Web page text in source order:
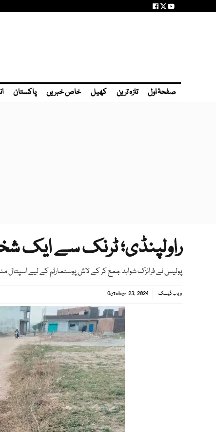
صفحۂ اول تازہ ترین کھیل خاص خبریں پاکستان
راولپنڈی؛ ٹرنک سے ایک
پولیس نے فرانزک شواہد جمع کر کے لاش پوسٹمارٹم کے لیے اسپتال
ویب ڈیسک October 23, 2024